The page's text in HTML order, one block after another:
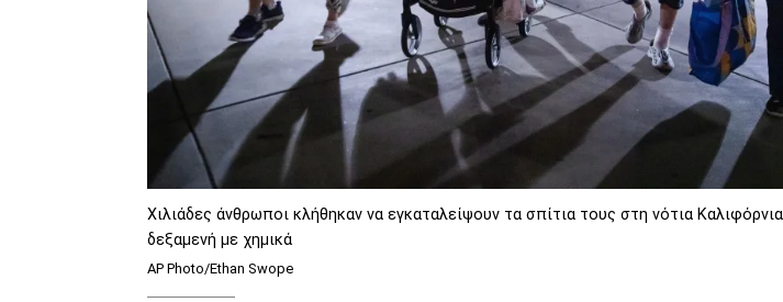
Χιλιάδες άνθρωποι κλήθηκαν να εγκαταλείψουν τα σπίτια τους στη νότια
δεξαμενή με χημικά
AP Photo/Ethan Swope